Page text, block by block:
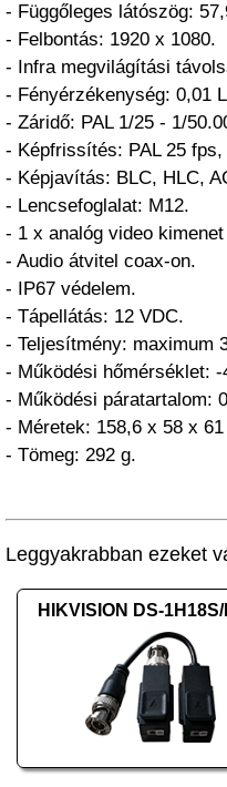
- Függőleges látószög:
- Felbontás: 1920 x 1080.
- Infra megvilágítási
- Fényérzékenység: 0,01
- Záridő: PAL 1/25 - 1/
- Képfrissítés: PAL 25
- Képjavítás: BLC, HLC,
- Lencsefoglalat: M12.
- 1 x analóg video
- Audio átvitel coax-on.
- IP67 védelem.
- Tápellátás: 12 VDC.
- Teljesítmény: maximum
- Működési hőmérséklet: -
- Működési páratartalom:
- Méretek: 158,6 x 58 x
- Tömeg: 292 g.
Leggyakrabban ezeket
HIKVISION DS-1H18S/